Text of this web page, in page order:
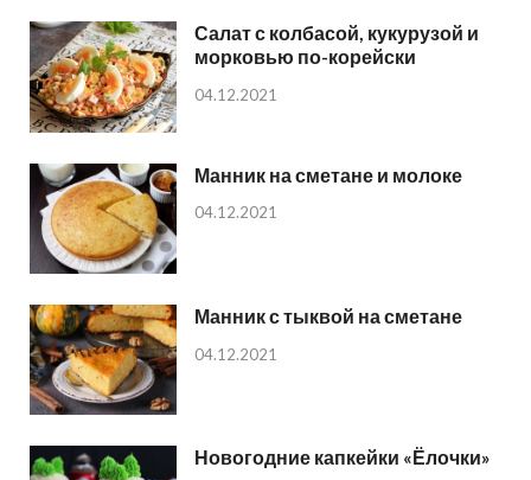
Салат с колбасой, кукурузой и
морковью по-корейски
04.12.2021
Манник на сметане и молоке
04.12.2021
Манник с тыквой на сметане
04.12.2021
Новогодние капкейки «Ёлочки»